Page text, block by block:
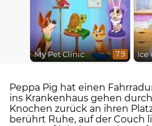
My Pet Clinic 7.9
Peppa Pig hat einen
ins Krankenhaus gehen
Knochen zurück an ihren
berührt Ruhe, auf der Couch